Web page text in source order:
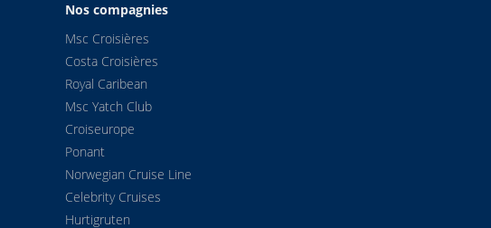
Nos compagnies
Msc Croisières
Costa Croisières
Royal Caribean
Msc Yatch Club
Croiseurope
Ponant
Norwegian Cruise Line
Celebrity Cruises
Hurtigruten